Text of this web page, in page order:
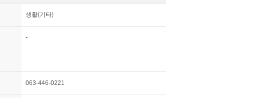
생활(기타)
-
063-446-0221